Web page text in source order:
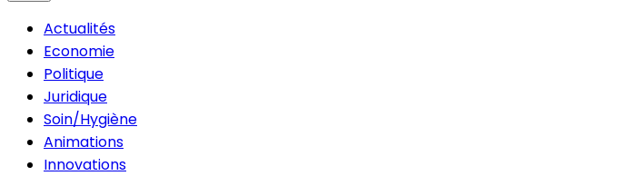
Actualités
Economie
Politique
Juridique
Soin/Hygiène
Animations
Innovations